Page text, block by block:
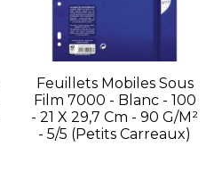
Feuillets Mobiles Sous
Film 7000 - Blanc - 100
- 21 X 29,7 Cm - 90 G/m²
- 5/5 (petits Carreaux)